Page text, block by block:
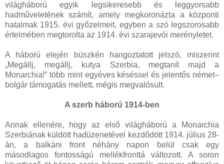
világháború egyik legsikeresebb és leggyorsabb
hadműveletének számít, amely megkoronázta a központi
hatalmak 1915. évi győzelmeit, egyben a szó legszorosabb
értelmében megtorolta az 1914. évi szarajevói merényletet.
A háború elején büszkén hangoztatott jelszó, miszerint
„Megállj, megállj, kutya Szerbia, megtanít majd a
Monarchia!” több mint egyéves késéssel és jelentős német–
bolgár támogatás mellett, mégis megvalósult.
A szerb háború 1914-ben
Annak ellenére, hogy az első világháború a Monarchia
Szerbiának küldött hadüzenetével kezdődött 1914. július 28-
án, a balkáni front néhány napon belül csak egy
másodlagos fontosságú mellékfronttá változott. A soron